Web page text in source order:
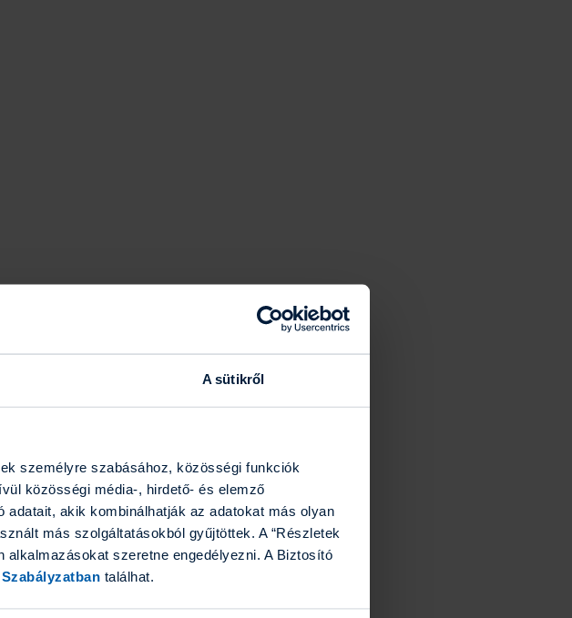
A sütikről
személyre szabásához, közösségi funkciók
közösségi média-, hirdető- és elemző
akik kombinálhatják az adatokat más olyan
más szolgáltatásokból gyűjtöttek. A “Részletek
alkalmazásokat szeretne engedélyezni. A Biztosító
találhat.